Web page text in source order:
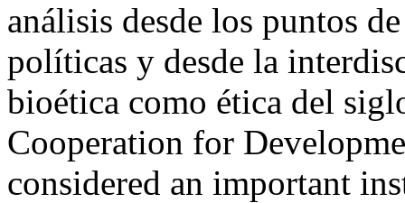
análisis desde los puntos
políticas y desde la
bioética como ética del
Cooperation for
considered an important